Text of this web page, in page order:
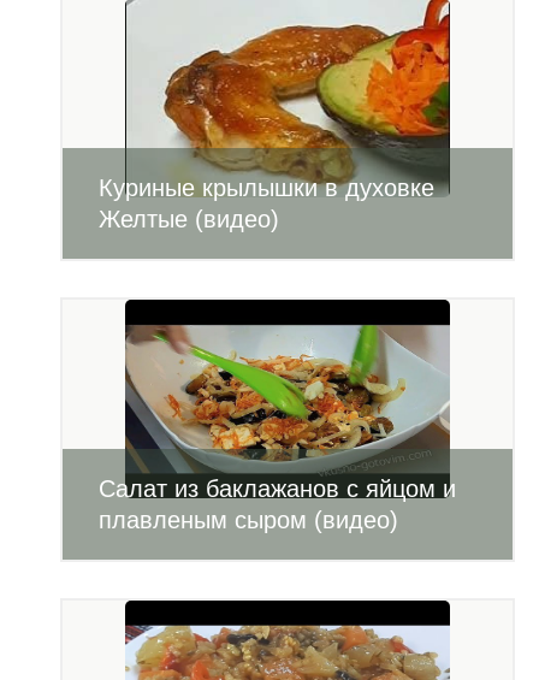
Куриные крылышки в духовке
Желтые (видео)
Салат из баклажанов с яйцом и
плавленым сыром (видео)